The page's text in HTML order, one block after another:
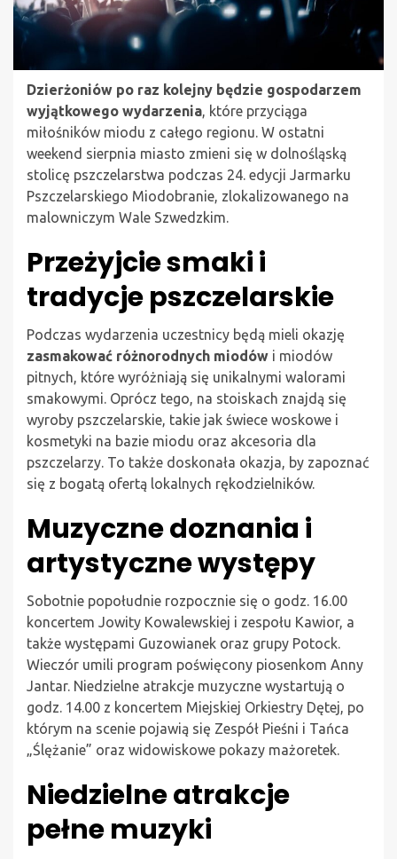
Dzierżoniów po raz kolejny będzie gospodarzem
wyjątkowego wydarzenia, które przyciąga
miłośników miodu z całego regionu. W ostatni
weekend sierpnia miasto zmieni się w dolnośląską
stolicę pszczelarstwa podczas 24. edycji Jarmarku
Pszczelarskiego Miodobranie, zlokalizowanego na
malowniczym Wale Szwedzkim.
Przeżyjcie smaki i
tradycje pszczelarskie
Podczas wydarzenia uczestnicy będą mieli okazję
zasmakować różnorodnych miodów i miodów
pitnych, które wyróżniają się unikalnymi walorami
smakowymi. Oprócz tego, na stoiskach znajdą się
wyroby pszczelarskie, takie jak świece woskowe i
kosmetyki na bazie miodu oraz akcesoria dla
pszczelarzy. To także doskonała okazja, by zapoznać
się z bogatą ofertą lokalnych rękodzielników.
Muzyczne doznania i
artystyczne występy
Sobotnie popołudnie rozpocznie się o godz. 16.00
koncertem Jowity Kowalewskiej i zespołu Kawior, a
także występami Guzowianek oraz grupy Potock.
Wieczór umili program poświęcony piosenkom Anny
Jantar. Niedzielne atrakcje muzyczne wystartują o
godz. 14.00 z koncertem Miejskiej Orkiestry Dętej, po
którym na scenie pojawią się Zespół Pieśni i Tańca
„Ślężanie” oraz widowiskowe pokazy mażoretek.
Niedzielne atrakcje
pełne muzyki